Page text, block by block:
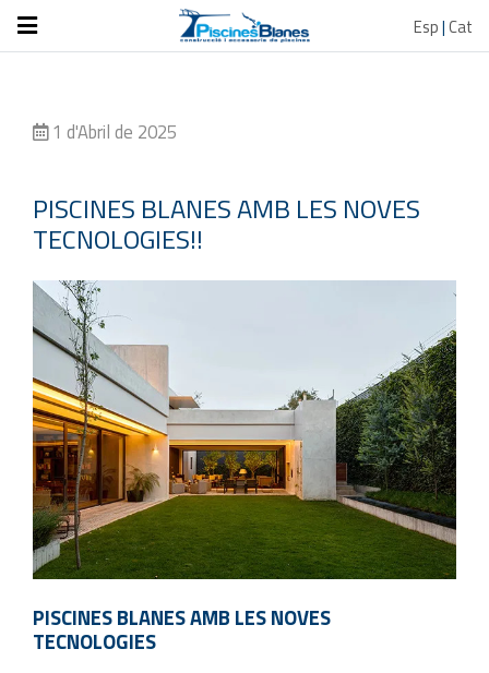
Esp|Cat
1 d'Abril de 2025
PISCINES BLANES AMB LES NOVES
TECNOLOGIES!!
PISCINES BLANES AMB LES NOVES
TECNOLOGIES